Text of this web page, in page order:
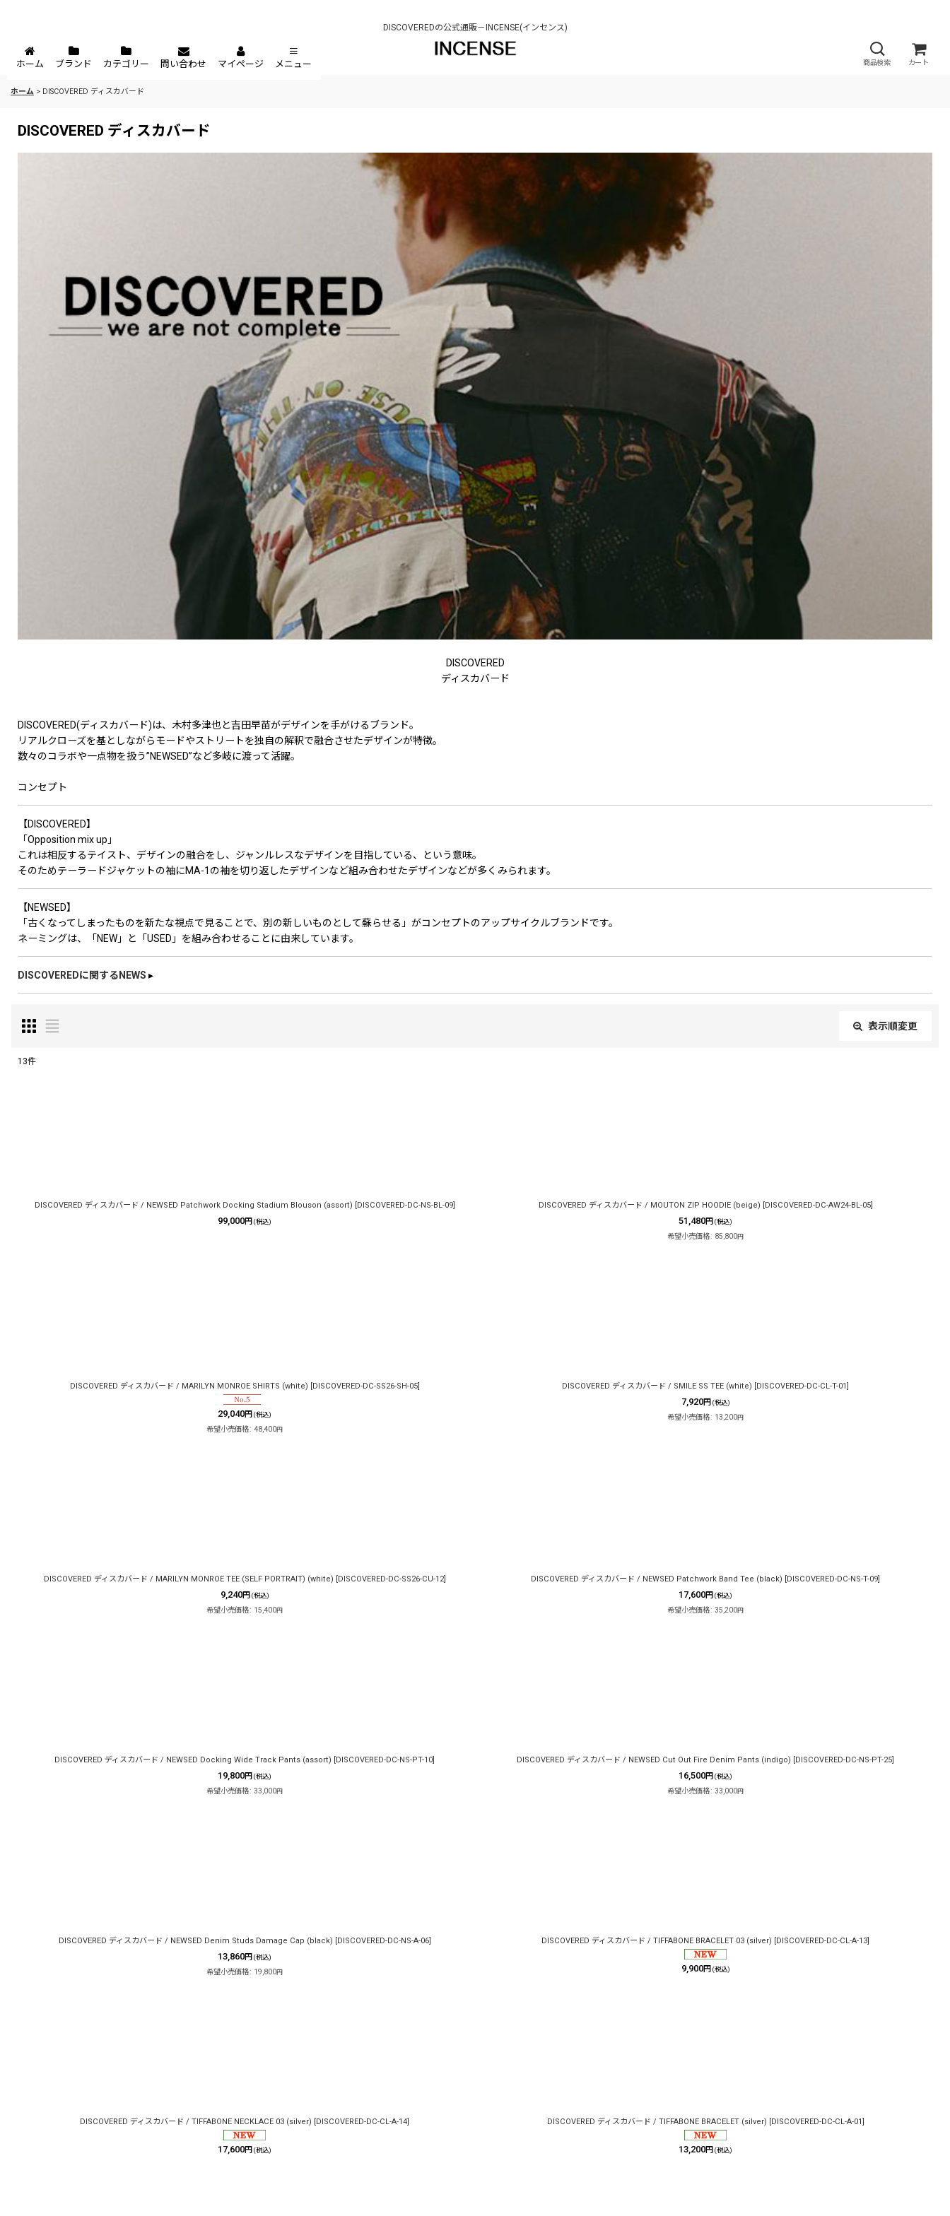
DISCOVEREDの公式通販－INCENSE(インセンス)
商品検索 カート
ホーム ブランド カテゴリー 問い合わせ マイページ メニュー
ホーム > DISCOVERED ディスカバード
DISCOVERED ディスカバード
DISCOVERED
ディスカバード
DISCOVERED(ディスカバード)は、木村多津也と吉田早苗がデザインを手がけるブランド。
リアルクローズを基としながらモードやストリートを独自の解釈で融合させたデザインが特徴。
数々のコラボや一点物を扱う”NEWSED”など多岐に渡って活躍。
コンセプト
【DISCOVERED】
「Opposition mix up」
これは相反するテイスト、デザインの融合をし、ジャンルレスなデザインを目指している、という意味。
そのためテーラードジャケットの袖にMA-1の袖を切り返したデザインなど組み合わせたデザインなどが多くみられます。
【NEWSED】
「古くなってしまったものを新たな視点で見ることで、別の新しいものとして蘇らせる」がコンセプトのアップサイクルブランドです。
ネーミングは、「NEW」と「USED」を組み合わせることに由来しています。
DISCOVEREDに関するNEWS ▸
表示順変更
13件
DISCOVERED ディスカバード / NEWSED Patchwork Docking Stadium Blouson (assort) DISCOVERED-DC-NS-BL-09]
99,000円 (税込)
DISCOVERED ディスカバード / MOUTON ZIP HOODIE (beige) DISCOVERED-DC-AW24-BL-05]
51,480円 (税込)
希望小売価格: 85,800円
DISCOVERED ディスカバード / MARILYN MONROE SHIRTS (white) DISCOVERED-DC-SS26-SH-05]
29,040円 (税込)
希望小売価格: 48,400円
DISCOVERED ディスカバード / SMILE SS TEE (white) DISCOVERED-DC-CL-T-01
7,920円 (税込)
希望小売価格: 13,200円
DISCOVERED ディスカバード / MARILYN MONROE TEE (SELF PORTRAIT) (white) DISCOVERED-DC-SS26-CU-12]
9,240円 (税込)
希望小売価格: 15,400円
DISCOVERED ディスカバード / NEWSED Patchwork Band Tee (black) DISCOVERED-DC-NS-T-09
17,600円 (税込)
希望小売価格: 35,200円
DISCOVERED ディスカバード / NEWSED Docking Wide Track Pants (assort) DISCOVERED-DC-NS-PT-10
19,800円 (税込)
希望小売価格: 33,000円
DISCOVERED ディスカバード / NEWSED Cut Out Fire Denim Pants (indigo) DISCOVERED-DC-NS-PT-25
16,500円 (税込)
希望小売価格: 33,000円
DISCOVERED ディスカバード / NEWSED Denim Studs Damage Cap (black) DISCOVERED-DC-NS-A-06]
13,860円 (税込)
希望小売価格: 19,800円
DISCOVERED ディスカバード / TIFFABONE BRACELET 03 (silver) DISCOVERED-DC-CL-A-13
9,900円 (税込)
DISCOVERED ディスカバード / TIFFABONE NECKLACE 03 (silver) DISCOVERED-DC-CL-A-14
17,600円 (税込)
DISCOVERED ディスカバード / TIFFABONE BRACELET (silver) DISCOVERED-DC-CL-A-01
13,200円 (税込)